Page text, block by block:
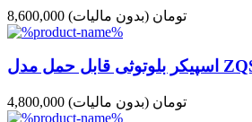
8,600,000 تومان (بدون مالیات)
4,800,000 تومان (بدون مالیات)